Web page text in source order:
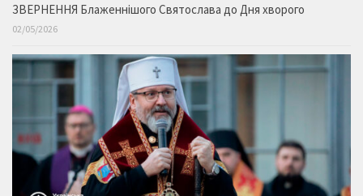
ЗВЕРНЕННЯ Блаженнішого Святослава до Дня хворого
02/05/2026